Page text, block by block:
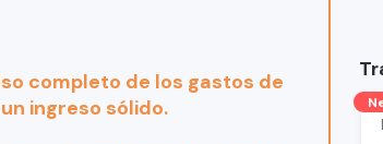
completo de los gastos de
ingreso sólido.